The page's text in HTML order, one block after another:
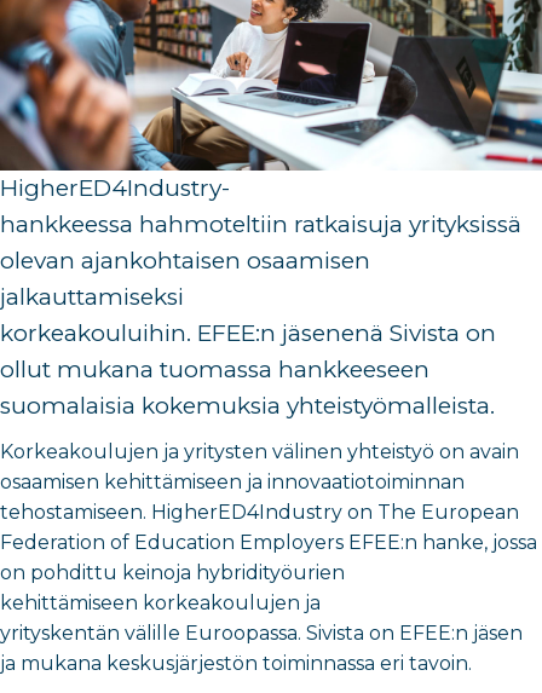
HigherED4Industry-
hankkeessa hahmoteltiin ratkaisuja yrityksissä
olevan ajankohtaisen osaamisen
jalkauttamiseksi
korkeakouluihin. EFEE:n jäsenenä Sivista on
ollut mukana tuomassa hankkeeseen
suomalaisia kokemuksia yhteistyömalleista.
Korkeakoulujen ja yritysten välinen yhteistyö on avain
osaamisen kehittämiseen ja innovaatiotoiminnan
tehostamiseen. HigherED4Industry on The European
Federation of Education Employers EFEE:n hanke, jossa
on pohdittu keinoja hybridityöurien
kehittämiseen korkeakoulujen ja
yrityskentän välille Euroopassa. Sivista on EFEE:n jäsen
ja mukana keskusjärjestön toiminnassa eri tavoin.